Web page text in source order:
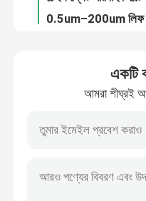
আমাদের সাথে যোগাযোগ করুন
বহুমুখী মই পরিবাহক বেল্ট
একটি
আমরা শীঘ্রই